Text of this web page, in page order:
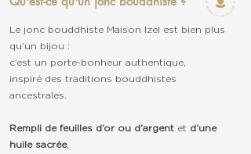
Le jonc bouddhiste Maison Izel est bien plus
qu’un bijou :
c’est un porte-bonheur authentique,
inspiré des traditions bouddhistes
ancestrales.
Rempli de feuilles d’or ou d’argent et d’une
huile sacrée,